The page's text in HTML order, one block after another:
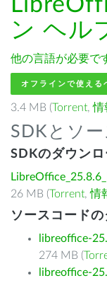
ン ヘル
他の言語が必要で
オフラインで使える
3.4 MB (Torrent,情
SDKとソ
SDKのダウンロ
26 MB (Torrent,情
ソースコード
libreoffice-
274 MB (
libreoffice-